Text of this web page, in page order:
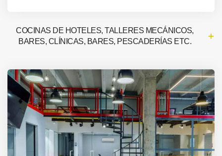
COCINAS DE HOTELES, TALLERES MECÁNICOS,
BARES, CLÍNICAS, BARES, PESCADERÍAS ETC.